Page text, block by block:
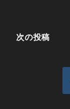
次の投稿